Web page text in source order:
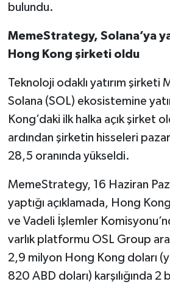
bulundu.
MemeStrategy, Solana’ya
Hong Kong şirketi oldu
Teknoloji odaklı yatırım şirketi
Solana (SOL) ekosistemine
Kong’daki ilk halka açık şirket
ardından şirketin hisseleri
28,5 oranında yükseldi.
MemeStrategy, 16 Haziran
yaptığı açıklamada, Hong
ve Vadeli İşlemler
varlık platformu OSL Group
2,9 milyon Hong Kong doları
820 ABD doları) karşılığında